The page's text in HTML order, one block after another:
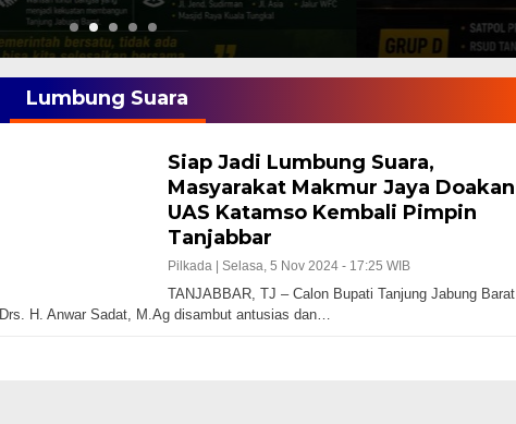
Lumbung Suara
Siap Jadi Lumbung Suara,
Masyarakat Makmur Jaya Doakan
UAS Katamso Kembali Pimpin
Tanjabbar
Pilkada | Selasa, 5 Nov 2024 - 17:25 WIB
TANJABBAR, TJ – Calon Bupati Tanjung Jabung Barat
Drs. H. Anwar Sadat, M.Ag disambut antusias dan…